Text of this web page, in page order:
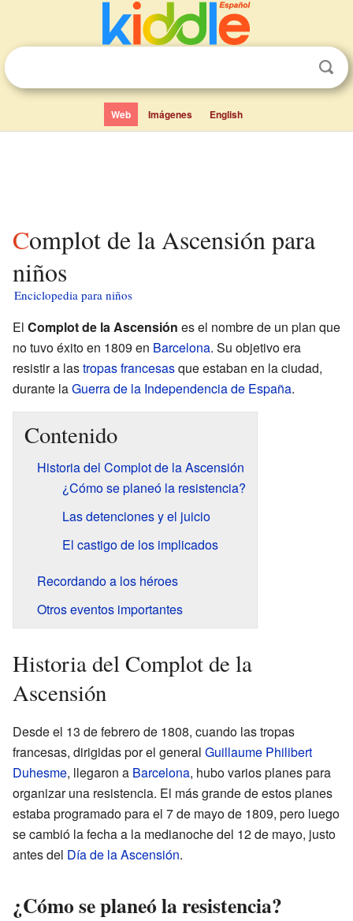
Web Imágenes English
Complot de la Ascensión para
niños
Enciclopedia para niños
El Complot de la Ascensión es el nombre de un plan que
no tuvo éxito en 1809 en Barcelona. Su objetivo era
resistir a lastropas francesasque estaban en la ciudad,
durante laGuerra de la Independencia de España.
Contenido
Historia del Complot de la Ascensión
¿Cómo se planeó la resistencia?
Las detenciones y el juicio
El castigo de los implicados
Recordando a los héroes
Otros eventos importantes
Historia del Complot de la
Ascensión
Desde el 13 de febrero de 1808, cuando las tropas
francesas, dirigidas por el general Guillaume Philibert
Duhesme, llegaron a Barcelona, hubo varios planes para
organizar una resistencia. El más grande de estos planes
estaba programado para el 7 de mayo de 1809, pero luego
se cambió la fecha a la medianoche del 12 de mayo, justo
antes del Día de la Ascensión.
¿Cómo se planeó la resistencia?